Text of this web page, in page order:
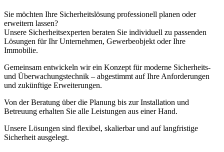
Sie möchten Ihre Sicherheitslösung professionell planen oder
erweitern lassen?
Unsere Sicherheitsexperten beraten Sie individuell zu passenden
Lösungen für Ihr Unternehmen, Gewerbeobjekt oder Ihre
Immobilie.
Gemeinsam entwickeln wir ein Konzept für moderne Sicherheits-
und Überwachungstechnik – abgestimmt auf Ihre Anforderungen
und zukünftige Erweiterungen.
Von der Beratung über die Planung bis zur Installation und
Betreuung erhalten Sie alle Leistungen aus einer Hand.
Unsere Lösungen sind flexibel, skalierbar und auf langfristige
Sicherheit ausgelegt.